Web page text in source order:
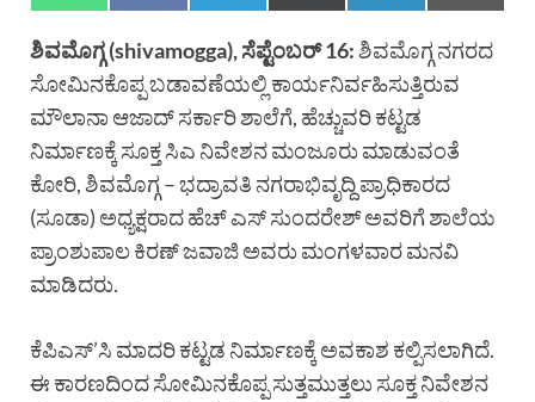
ಶಿವಮೊಗ್ಗ (shivamogga), ಸೆಪ್ಟೆಂಬರ್ 16:ಶಿವಮೊಗ್ಗ ನಗರದ
ಸೋಮಿನಕೊಪ್ಪ ಬಡಾವಣೆಯಲ್ಲಿ ಕಾರ್ಯನಿರ್ವಹಿಸುತ್ತಿರುವ
ಮೌಲಾನಾ ಆಜಾದ್ ಸರ್ಕಾರಿ ಶಾಲೆಗೆ, ಹೆಚ್ಚುವರಿ ಕಟ್ಟಡ
ನಿರ್ಮಾಣಕ್ಕೆ ಸೂಕ್ತ ಸಿಎ ನಿವೇಶನ ಮಂಜೂರು ಮಾಡುವಂತೆ
ಕೋರಿ, ಶಿವಮೊಗ್ಗ – ಭದ್ರಾವತಿ ನಗರಾಭಿವೃದ್ದಿ ಪ್ರಾಧಿಕಾರದ
(ಸೂಡಾ) ಅಧ್ಯಕ್ಷರಾದ ಹೆಚ್ ಎಸ್ ಸುಂದರೇಶ್ ಅವರಿಗೆ ಶಾಲೆಯ
ಪ್ರಾಂಶುಪಾಲ ಕಿರಣ್ ಜವಾಜಿ ಅವರು ಮಂಗಳವಾರ ಮನವಿ
ಮಾಡಿದರು.
ಕೆಪಿಎಸ್’ಸಿ ಮಾದರಿ ಕಟ್ಟಡ ನಿರ್ಮಾಣಕ್ಕೆ ಅವಕಾಶ ಕಲ್ಪಿಸಲಾಗಿದೆ.
ಈ ಕಾರಣದಿಂದ ಸೋಮಿನಕೊಪ್ಪ ಸುತ್ತಮುತ್ತಲು ಸೂಕ್ತ ನಿವೇಶನ